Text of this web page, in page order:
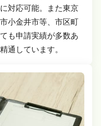
対応可能。また東京
小金井市等、市区町
も申請実績が多数あ
通しています。